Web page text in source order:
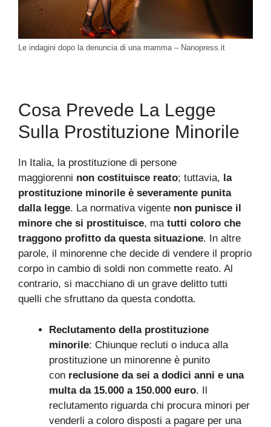
Le indagini dopo la denuncia di una mamma – Nanopress.it
Cosa Prevede La Legge
Sulla Prostituzione Minorile
In Italia, la prostituzione di persone
maggiorenni non costituisce reato; tuttavia, la
prostituzione minorile è severamente punita
dalla legge. La normativa vigente non punisce il
minore che si prostituisce, ma tutti coloro che
traggono profitto da questa situazione. In altre
parole, il minorenne che decide di vendere il proprio
corpo in cambio di soldi non commette reato. Al
contrario, si macchiano di un grave delitto tutti
quelli che sfruttano da questa condotta.
Reclutamento della prostituzione
minorile: Chiunque recluti o induca alla
prostituzione un minorenne è punito
con reclusione da sei a dodici anni e una
multa da 15.000 a 150.000 euro. Il
reclutamento riguarda chi procura minori per
venderli a coloro disposti a pagare per una